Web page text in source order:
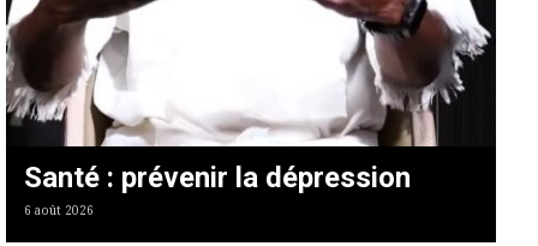
Santé : prévenir la dépression
6 août 2026